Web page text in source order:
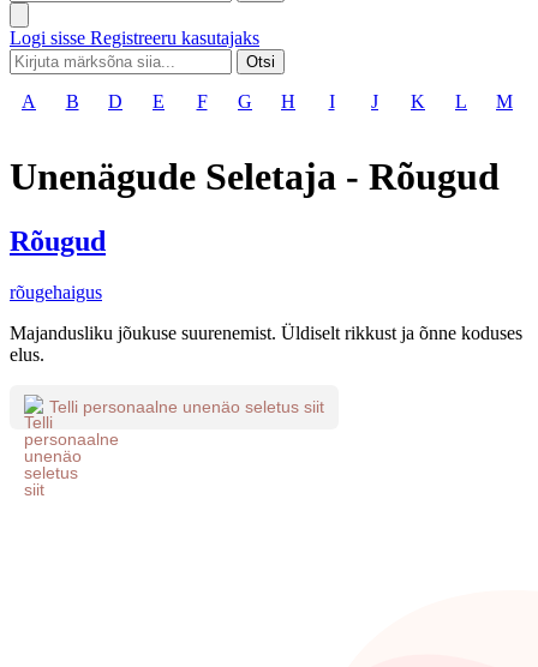
Logi sisse Registreeru kasutajaks
Otsi
A B D E F G H I J K L M
Unenägude Seletaja - Rõugud
Rõugud
rõugehaigus
Majandusliku jõukuse suurenemist. Üldiselt rikkust ja õnne koduses
elus.
Telli personaalne unenäo seletus siit